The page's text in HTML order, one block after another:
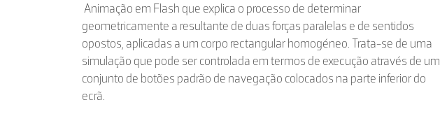
Animação em Flash que explica o processo de determinar
geometricamente a resultante de duas forças paralelas e de sentidos
opostos, aplicadas a um corpo rectangular homogéneo. Trata-se de uma
simulação que pode ser controlada em termos de execução através de um
conjunto de botões padrão de navegação colocados na parte inferior do
ecrã.